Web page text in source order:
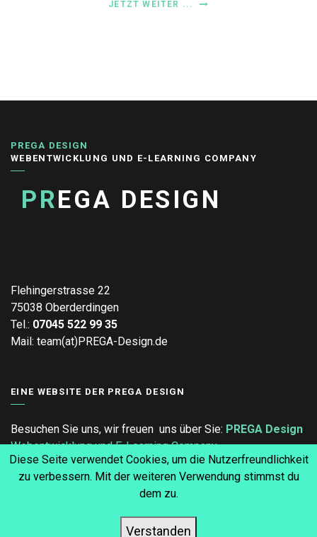
JETZT WEITER ...
PREGA DESIGN
WEBENTWICKLUNG UND E-LEARNING COMPANY
PREGA DESIGN
Flehingerstrasse 22
75038 Oberderdingen
Tel.: 07045 522 99 35
Mail: team(at)PREGA-Design.de
EINE WEBSITE DER PREGA DESIGN
Besuchen Sie uns, wir freuen uns über Sie: PREGA Design
Webentwicklung und E-Learning Company
Diese Seite verwendet Cookies, um die Nutzerfreundlichkeit
zu verbessern. Mit der weiteren Verwendung stimmst du
dem zu.
Verstanden